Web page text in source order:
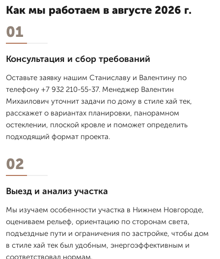
Как мы работаем в августе 2026 г.
01
Консультация и сбор требований
Оставьте заявку нашим Станиславу и Валентину по
телефону +7 932 210-55-37. Менеджер Валентин
Михаилович уточнит задачи по дому в стиле хай тек,
расскажет о вариантах планировки, панорамном
остеклении, плоской кровле и поможет определить
подходящий формат проекта.
02
Выезд и анализ участка
Мы изучаем особенности участка в Нижнем Новгороде,
оцениваем рельеф, ориентацию по сторонам света,
подъездные пути и ограничения по застройке, чтобы дом
в стиле хай тек был удобным, энергоэффективным и
соответствовал нормам.